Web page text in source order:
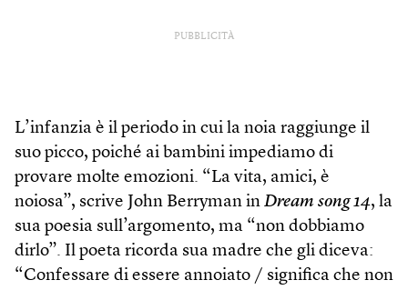
PUBBLICITÀ
L’infanzia è il periodo in cui la noia raggiunge il
suo picco, poiché ai bambini impediamo di
provare molte emozioni. “La vita, amici, è
noiosa”, scrive John Berryman in Dream song 14, la
sua poesia sull’argomento, ma “non dobbiamo
dirlo”. Il poeta ricorda sua madre che gli diceva:
“Confessare di essere annoiato / significa che non